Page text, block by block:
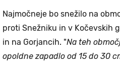
Najmočneje bo snežilo na
proti Snežniku in v Kočevskih
in na Gorjancih. "Na teh
opoldne zapadlo od 15 do 30